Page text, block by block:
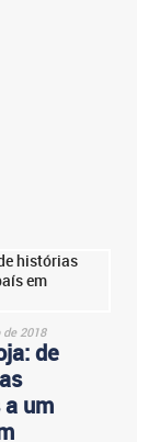
2018
de
um